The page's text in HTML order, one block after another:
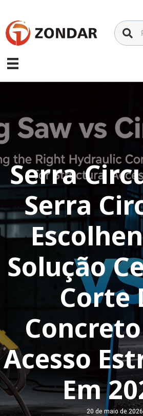
conteúdo
Serra
Serra
Solução
Corte
Acesso
Em
20 de maio de 2026